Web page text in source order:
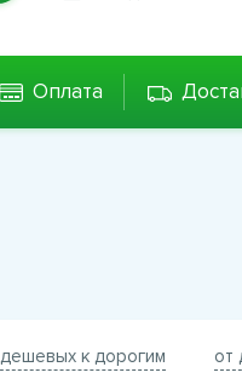
Оплата
к дорогим от